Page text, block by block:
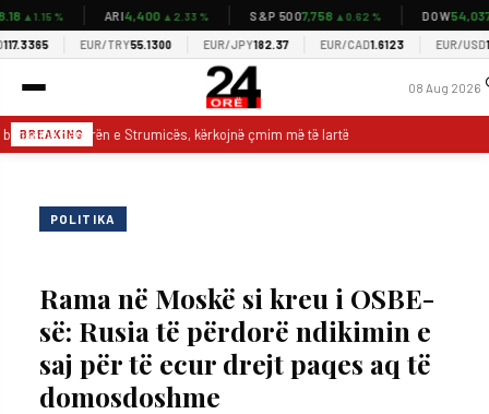
▲1.15 % 4,400▲2.33 % S&P 5007,758▲0.62 % DOW54,037
EUR/TRY55.1300 EUR/JPY182.37 EUR/CAD1.6123 EUR/USD
08 Aug 2026
BREAKINGqendrën e Strumicës, kërkojnë çmim më të lartë për specat
POLITIKA
Rama në Moskë si kreu i OSBE-
së: Rusia të përdorë ndikimin e
saj për të ecur drejt paqes aq të
domosdoshme